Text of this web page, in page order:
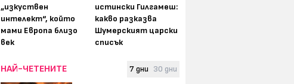
„изкуствен
интелект“, който
мами Европа близо
век
истински Гилгамеш:
какво разказва
Шумерският царски
списък
НАЙ-ЧЕТЕНИТЕ 7 дни 30 дни